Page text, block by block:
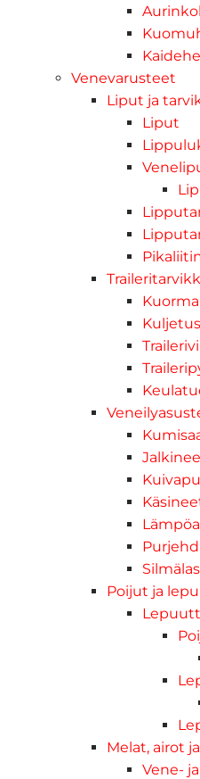
Venevarusteet
Liput ja
Liput
Poijut ja
Melat, airot
Vene-